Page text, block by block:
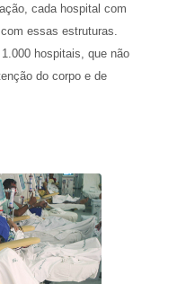
cada hospital com
essas estruturas.
hospitais, que não
do corpo e de